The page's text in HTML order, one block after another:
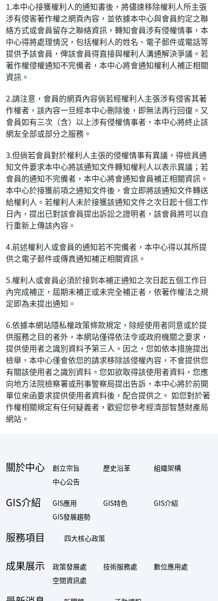
1.本中心接獲權利人的通知書後，將儘速移除權利人所主張
涉有侵害著作權之網頁內容，並依據本中心與會員約定之聯
絡方式或會員留存之聯絡資訊，轉知會員涉有侵權情事，本
中心得將處理情況，包括權利人的姓名、電子郵件或電話等
提供予該會員，俾該會員得直接與權利人溝通解決爭議。若
著作權侵權通知不完備者，本中心將會通知權利人補正相關
資訊。
2.請注意，會員的網頁內容倘若經權利人主張涉有侵害其著
作權者，該內容一旦經本中心刪除後，即無法再行回復。又
會員如有三次（含）以上涉有侵權情事者，本中心將終止該
網友全部或部分之服務。
3.但倘若會員對於權利人主張的侵權情事有異議，得檢具通
知文件要求本中心將該通知文件轉知權利人以表示異議；若
會員的通知不完備者，本中心將會通知會員補正相關資訊。
本中心於接獲前項之通知文件後，會立即將該通知文件轉送
給權利人。若權利人未於接獲該通知文件之次日起十個工作
日內，提出已對該會員提出訴訟之證明者，該會員將可以自
行重新上傳該內容。
4.前述權利人或會員的通知若不完備者，本中心得以其所提
供之電子郵件或傳真通知補正相關資訊。
5.權利人或會員必須於接到本補正通知之次日起五個工作日
內完成補正，屆期未補正或未完全補正者，依著作權法之規
定即為未提出通知。
6.依據本網站隱私權政策條款規定，除經使用者同意或於提
供服務之目的者外，本網站僅得依法令或政府機關之要求，
提供使用者之識別資料予第三人。因之，您如依本措施提出
檢舉，本中心僅會依您的請求移除該侵權內容，不會提供您
有關該使用者之識別資料。您如欲取得該使用者資料，您應
向地方法院檢察署或刑事警察局提出告訴，本中心將於前開
單位來函要求提供使用者資料後，配合提供之。 如您對於著
作權相關規定有任何疑義者，歡迎您參考經濟部智慧財產局
網站。
關於中心 創立宗旨 歷史沿革
組織架構
中心公告
GIS介紹 GIS應用 GIS特色
GIS介紹
GIS發展趨勢
服務項目 四大核心政策
成果展示 政策發展處 技術服務處
數位應用處
空間資訊處